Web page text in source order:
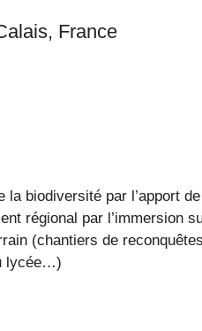
Nord-Pas-de-Calais, Nord-Pas-de-Calais, France
biodiversité par l’apport
régional par l’immersion
(chantiers de
lycée…)